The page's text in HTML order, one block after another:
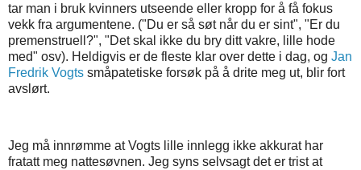
tar man i bruk kvinners utseende eller kropp for å få fokus
vekk fra argumentene. ("Du er så søt når du er sint", "Er du
premenstruell?", "Det skal ikke du bry ditt vakre, lille hode
med" osv). Heldigvis er de fleste klar over dette i dag, og Jan
Fredrik Vogts småpatetiske forsøk på å drite meg ut, blir fort
avslørt.
Jeg må innrømme at Vogts lille innlegg ikke akkurat har
fratatt meg nattesøvnen. Jeg syns selvsagt det er trist at